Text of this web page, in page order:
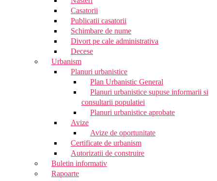
Casatorii
Publicatii casatorii
Schimbare de nume
Divort pe cale administrativa
Decese
Urbanism
Planuri urbanistice
Plan Urbanistic General
Planuri urbanistice supuse informarii si
consultarii populatiei
Planuri urbanistice aprobate
Avize
Avize de oportunitate
Certificate de urbanism
Autorizatii de construire
Buletin informativ
Rapoarte